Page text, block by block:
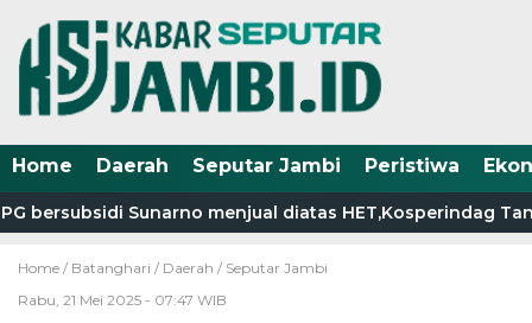
Home Daerah Seputar Jambi Peristiwa
bersubsidi Sunarno menjual diatas HET,Kosperindag
Home / Batanghari / Daerah / Seputar Jambi
Rabu, 21 Mei 2025 - 07:47 WIB